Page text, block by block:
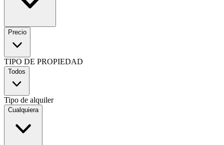
Precio
TIPO DE PROPIEDAD
Todos
Tipo de alquiler
Cualquiera